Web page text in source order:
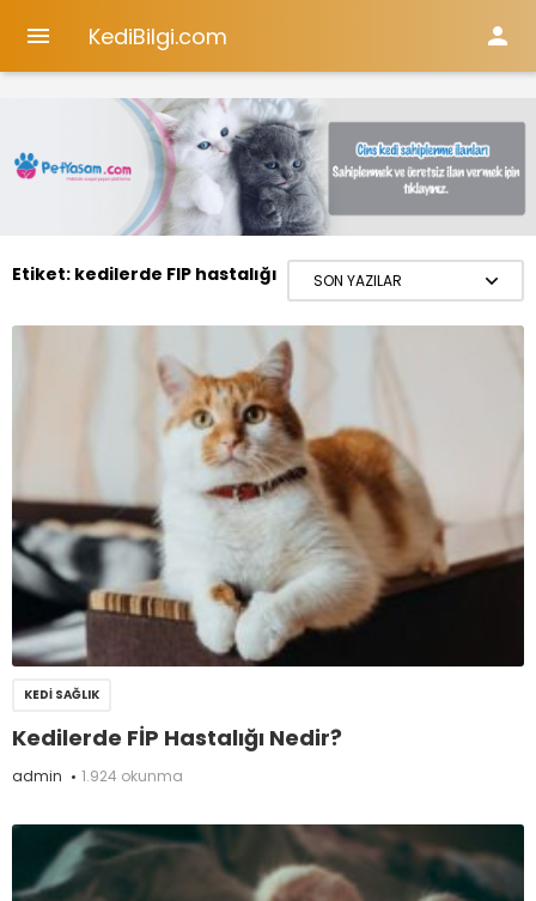
 KediBilgi.com 
Etiket: kedilerde FIP hastalığı
KEDI SAĞLIK
Kedilerde FİP Hastalığı Nedir?
admin 1.924 okunma